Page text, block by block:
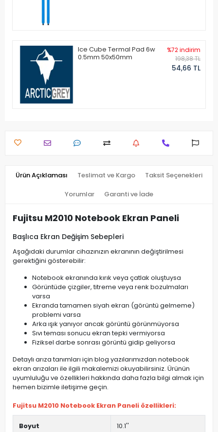
Ice Cube Termal Pad 6w
0.5mm 50x50mm
%72 indirim
198,38 TL
54,66 TL
Ürün Açıklaması Teslimat ve Kargo Taksit Seçenekleri
Yorumlar Garanti ve İade
Fujitsu M2010 Notebook Ekran Paneli
Başlıca Ekran Değişim Sebepleri
Aşağıdaki durumlar cihazınızın ekranının değiştirilmesi
gerektiğini gösterebilir:
Notebook ekranında kırık veya çatlak oluştuysa
Görüntüde çizgiler, titreme veya renk bozulmaları
varsa
Ekranda tamamen siyah ekran (görüntü gelmeme)
problemi varsa
Arka ışık yanıyor ancak görüntü görünmüyorsa
Sıvı teması sonucu ekran tepki vermiyorsa
Fiziksel darbe sonrası görüntü gidip geliyorsa
Detaylı arıza tanımları için blog yazılarımızdan notebook
ekran arızaları ile ilgili makalemizi okuyabilirsiniz. Ürünün
uyumluluğu ve özellikleri hakkında daha fazla bilgi almak için
hemen bizimle iletişime geçin.
Fujitsu M2010 Notebook Ekran Paneli özellikleri:
Boyut 10.1''